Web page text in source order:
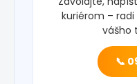
kuriérom –
vášho
📞